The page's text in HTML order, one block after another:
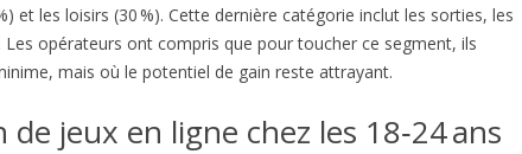
et les loisirs (30 %). Cette dernière catégorie inclut les sorties, les
opérateurs ont compris que pour toucher ce segment, ils
mais où le potentiel de gain reste attrayant.
jeux en ligne chez les 18‑24 ans